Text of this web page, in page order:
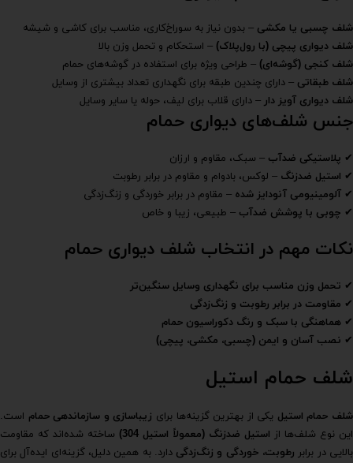
شلف چسبی یا مکشی – بدون نیاز به سوراخ‌کاری، مناسب برای کاشی و شیشه
شلف دیواری پیچی (با رول‌پلاک) – استحکام و تحمل وزن بالا
شلف کنجی (گوشه‌ای) – طراحی ویژه برای استفاده در گوشه‌های حمام
شلف طبقاتی – دارای چندین طبقه برای نگهداری تعداد بیشتری از وسایل
شلف دیواری آویز دار – دارای قلاب برای لیف، حوله یا سایر وسایل
جنس شلف‌های دیواری حمام
✔ پلاستیکی ضدآب – سبک، مقاوم و ارزان
✔ استیل ضدزنگ – لوکس، بادوام و مقاوم در برابر رطوبت
✔ آلومینیومی آنودایز شده – مقاوم در برابر خوردگی و زنگ‌زدگی
✔ چوبی با پوشش ضدآب – طبیعی، زیبا و خاص
نکات مهم در انتخاب شلف دیواری حمام
✔ تحمل وزن مناسب برای نگهداری وسایل سنگین‌تر
✔ مقاومت در برابر رطوبت و زنگ‌زدگی
✔ هماهنگی با سبک و رنگ دکوراسیون حمام
✔ نصب آسان و ایمن (چسبی، مکشی، پیچی)
شلف حمام استیل
شلف حمام استیل یکی از بهترین گزینه‌ها برای زیباسازی و سازماندهی حمام است.
این نوع شلف‌ها از استیل ضدزنگ (معمولاً استیل 304)
ساخته شده‌اند که مقاومت
بالایی در برابر رطوبت، خوردگی و زنگ‌زدگی دارد. به همین دلیل، گزینه‌ای ایده‌آل برای